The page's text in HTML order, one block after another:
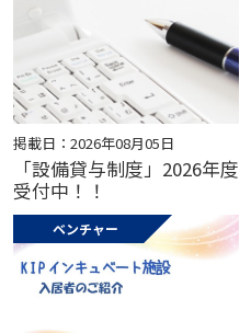
掲載日：2026年08月05日
「設備貸与制度」2026年度
受付中！！
ベンチャー